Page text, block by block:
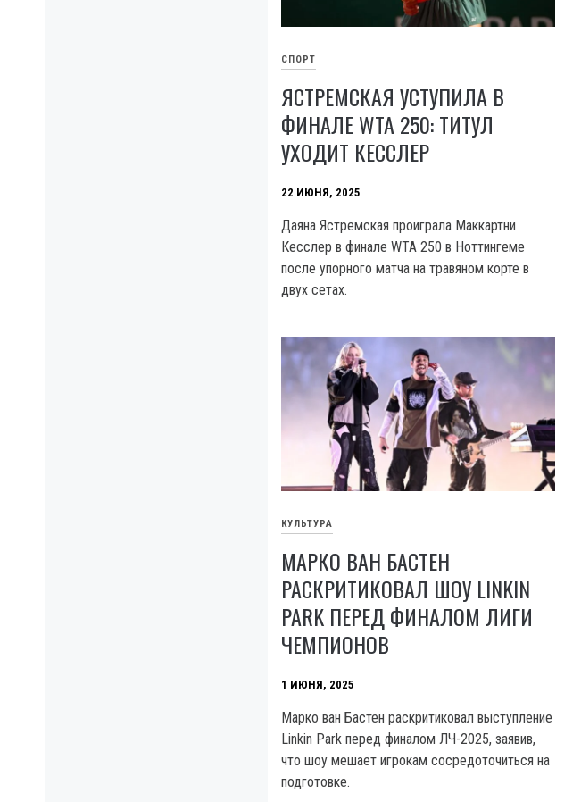
СПОРТ
ЯСТРЕМСКАЯ УСТУПИЛА В
ФИНАЛЕ WTA 250: ТИТУЛ
УХОДИТ КЕССЛЕР
22 ИЮНЯ, 2025
Даяна Ястремская проиграла Маккартни
Кесслер в финале WTA 250 в Ноттингеме
после упорного матча на травяном корте в
двух сетах.
КУЛЬТУРА
МАРКО ВАН БАСТЕН
РАСКРИТИКОВАЛ ШОУ LINKIN
PARK ПЕРЕД ФИНАЛОМ ЛИГИ
ЧЕМПИОНОВ
1 ИЮНЯ, 2025
Марко ван Бастен раскритиковал выступление
Linkin Park перед финалом ЛЧ-2025, заявив,
что шоу мешает игрокам сосредоточиться на
подготовке.